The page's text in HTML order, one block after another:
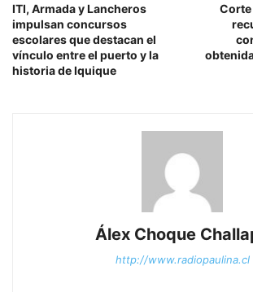
ITI, Armada y Lancheros
impulsan concursos
escolares que destacan el
vínculo entre el puerto y la
historia de Iquique
Corte
Álex Choque
http://www.radiopaulina.cl